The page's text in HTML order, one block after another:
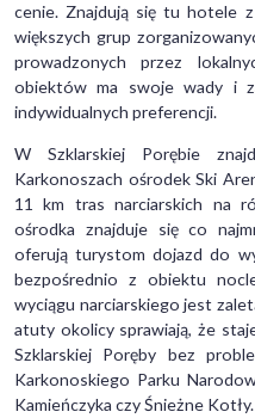
cenie. Znajdują się tu hotele
większych grup
prowadzonych przez
obiektów ma swoje wady i
indywidualnych preferencji.
W Szklarskiej Porębie
Karkonoszach ośrodek Ski
11 km tras narciarskich na
ośrodka znajduje się co
oferują turystom dojazd do
bezpośrednio z obiektu
wyciągu narciarskiego jest
atuty okolicy sprawiają, że
Szklarskiej Poręby bez
Karkonoskiego Parku
Kamieńczyka czy Śnieżne Kotły.